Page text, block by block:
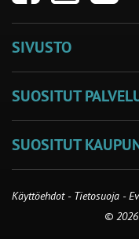
SIVUSTO
SUOSITUT
SUOSITUT
Käyttöehdot - Tietosuoja -
©